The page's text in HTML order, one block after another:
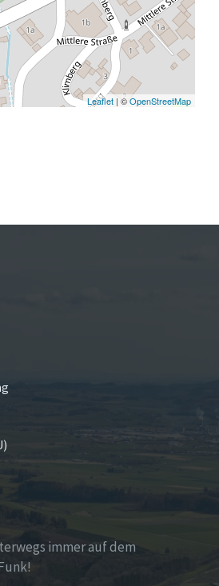
Leaflet | ©OpenStreetMap
immer auf dem